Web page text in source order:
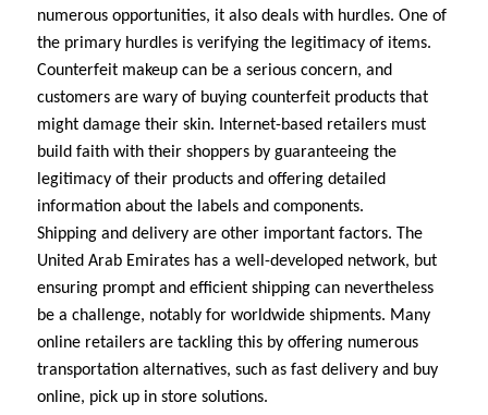
numerous opportunities, it also deals with hurdles. One of
the primary hurdles is verifying the legitimacy of items.
Counterfeit makeup can be a serious concern, and
customers are wary of buying counterfeit products that
might damage their skin. Internet-based retailers must
build faith with their shoppers by guaranteeing the
legitimacy of their products and offering detailed
information about the labels and components.
Shipping and delivery are other important factors. The
United Arab Emirates has a well-developed network, but
ensuring prompt and efficient shipping can nevertheless
be a challenge, notably for worldwide shipments. Many
online retailers are tackling this by offering numerous
transportation alternatives, such as fast delivery and buy
online, pick up in store solutions.